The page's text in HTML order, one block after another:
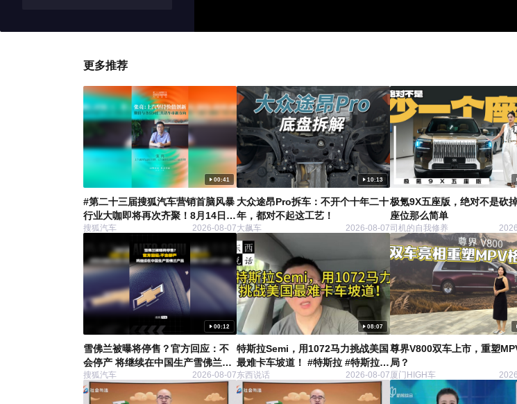
更多推荐
00:41
#第二十三届搜狐汽车营销首脑风暴
行业大咖即将再次齐聚！8月14日，
由中国国际贸易促进委员会汽车行
业分会作为指导单位，由搜狐汽车
主办的第二十三届搜狐汽车营销首
脑风暴将正式启幕。上汽乘用车副
总经理、上汽乘用车销售公司总经
理张亮 送上预祝寄语。
搜狐汽车 2026-08-07
10:13
大众途昂Pro拆车：不开个十年二十
年，都对不起这工艺！
大飙车 2026-08-07
极氪9X五座版，绝对不是砍
座位那么简单
司机的自我修养
00:12
雪佛兰被曝将停售？官方回应：不
会停产 将继续在中国生产雪佛兰产
品
搜狐汽车 2026-08-07
08:07
特斯拉Semi，用1072马力挑战美国
最难卡车坡道！ #特斯拉 #特斯拉
semi #卡车
东西说话 2026-08-07
尊界V800双车上市，重塑
局？
厦门HIGH车